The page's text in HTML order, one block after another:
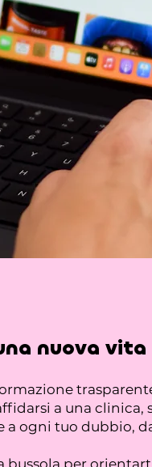
nuova vita
a una clinica,
ogni tuo dubbio,